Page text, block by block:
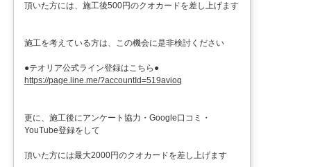
頂いた方には、施工後500円のクオカードを差し上げます
施工を考えている方は、この機会に是非検討ください
●テオリア公式ライン登録はこちら●
https://page.line.me/?accountId=519avioq
更に、施工後にアンケート協力・Google口コミ・
YouTube登録をして
頂いた方には最大2000円のクオカードを差し上げます